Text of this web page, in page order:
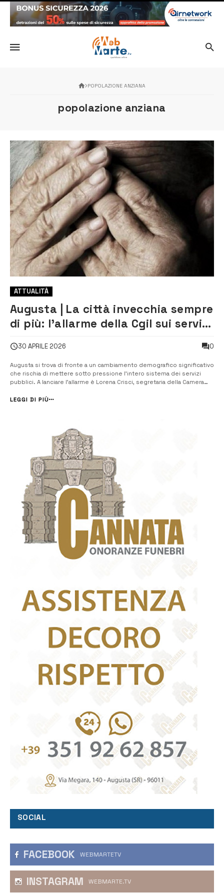
POPOLAZIONE ANZIANA
popolazione anziana
ATTUALITÀ
Augusta | La città invecchia sempre
di più: l’allarme della Cgil sui servizi
30 APRILE 2026 0
Augusta si trova di fronte a un cambiamento demografico significativo
che rischia di mettere sotto pressione l’intero sistema dei servizi
pubblici. A lanciare l’allarme è Lorena Crisci, segretaria della Camera
cittadina. “La percentuale di over 65 è in costante aumento: siamo p...
LEGGI DI PIÙ
SOCIAL
FACEBOOK WEBMARTETV
INSTAGRAM WEBMARTE.TV